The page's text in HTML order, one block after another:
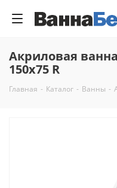
Акриловая
150x75 R
Главная - Каталог - Ванны -